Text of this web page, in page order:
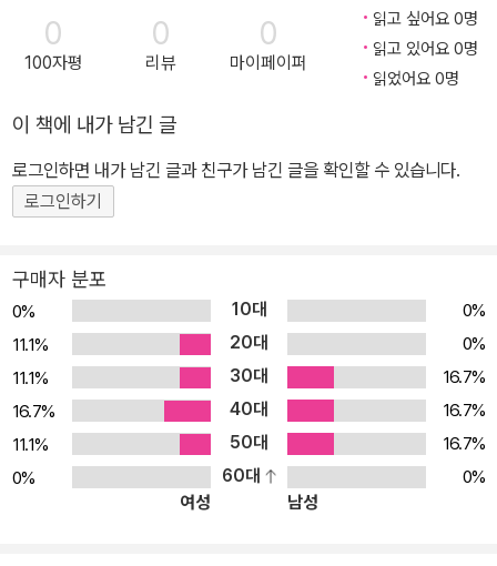
0
100자평
0
리뷰
0
마이페이퍼
읽고 싶어요 0명
읽고 있어요 0명
읽었어요 0명
이 책에 내가 남긴 글
로그인하면 내가 남긴 글과 친구가 남긴 글을 확인할 수 있습니다.
로그인하기
구매자 분포
0% 10대
0%
11.1%
20대
0%
11.1%
30대
16.7%
16.7%
40대
16.7%
11.1%
50대
16.7%
0%
60대
0%
여성
남성